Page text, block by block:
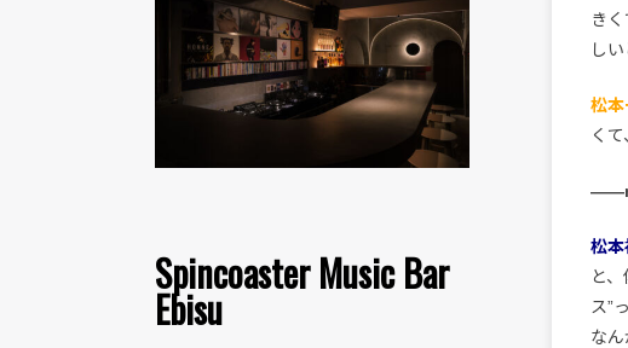
Spincoaster Music Bar
Ebisu
き
し
松本
く
松本
と
ス”
な